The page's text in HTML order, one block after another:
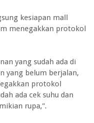
kesiapan mall
menegakkan protokol
yang sudah ada di
yang belum berjalan,
protokol
ada cek suhu dan
rupa,”.